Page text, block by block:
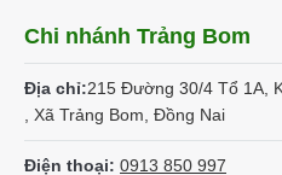
Chi nhánh Trảng Bom
Địa chỉ:215 Đường 30/4 Tổ 1A,
, Xã Trảng Bom, Đồng Nai
Điện thoại: 0913 850 997